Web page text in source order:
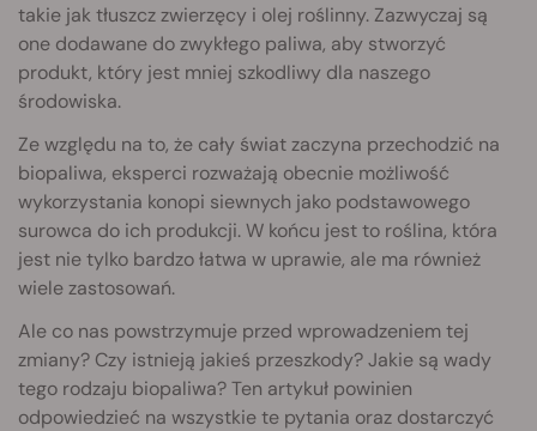
takie jak tłuszcz zwierzęcy i olej roślinny. Zazwyczaj są
one dodawane do zwykłego paliwa, aby stworzyć
produkt, który jest mniej szkodliwy dla naszego
środowiska.
Ze względu na to, że cały świat zaczyna przechodzić na
biopaliwa, eksperci rozważają obecnie możliwość
wykorzystania konopi siewnych jako podstawowego
surowca do ich produkcji. W końcu jest to roślina, która
jest nie tylko bardzo łatwa w uprawie, ale ma również
wiele zastosowań.
Ale co nas powstrzymuje przed wprowadzeniem tej
zmiany? Czy istnieją jakieś przeszkody? Jakie są wady
tego rodzaju biopaliwa? Ten artykuł powinien
odpowiedzieć na wszystkie te pytania oraz dostarczyć